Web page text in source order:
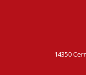
14350